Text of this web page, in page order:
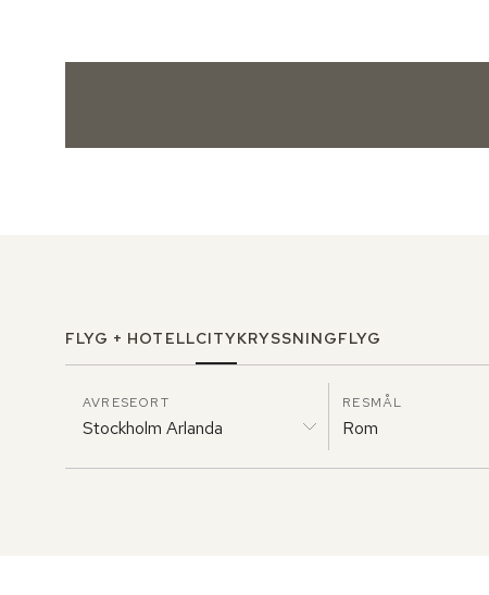
FLYG + HOTELLCITYKRYSSNINGFLYG
AVRESEORT
Stockholm Arlanda
RESMÅL
Rom